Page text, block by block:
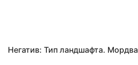
Негатив: Тип ландшафта. Мордва